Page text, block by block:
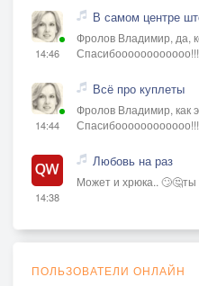
14:46
В самом центре
Фролов Владимир, да,
14:44
Всё про куплеты
Фролов Владимир, как
14:38
Любовь на раз
Может и хрюка.. 🙄🤔ты
ПОЛЬЗОВАТЕЛИ ОНЛАЙН